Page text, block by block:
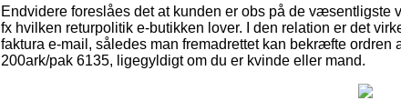
Endvidere foreslåes det at kunden er obs på de
fx hvilken returpolitik e-butikken lover. I den relation er det
faktura e-mail, således man fremadrettet kan bekræfte ordren
200ark/pak 6135, ligegyldigt om du er kvinde eller mand.